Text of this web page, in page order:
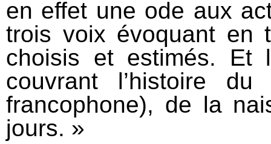
en effet une ode aux
trois voix évoquant en
choisis et estimés. Et
couvrant l’histoire
francophone), de la
jours. »